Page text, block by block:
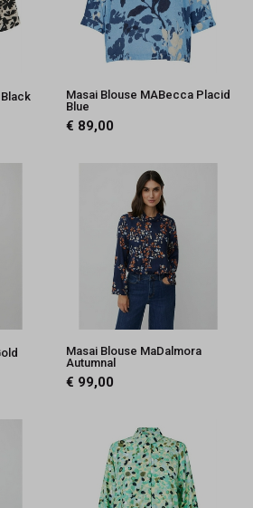
Masai Blouse MABecca Placid
Blue
€ 89,00
Masai Blouse MaDalmora
Autumnal
€ 99,00